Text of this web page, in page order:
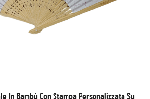
In Bambù Con Stampa Personalizzata Su